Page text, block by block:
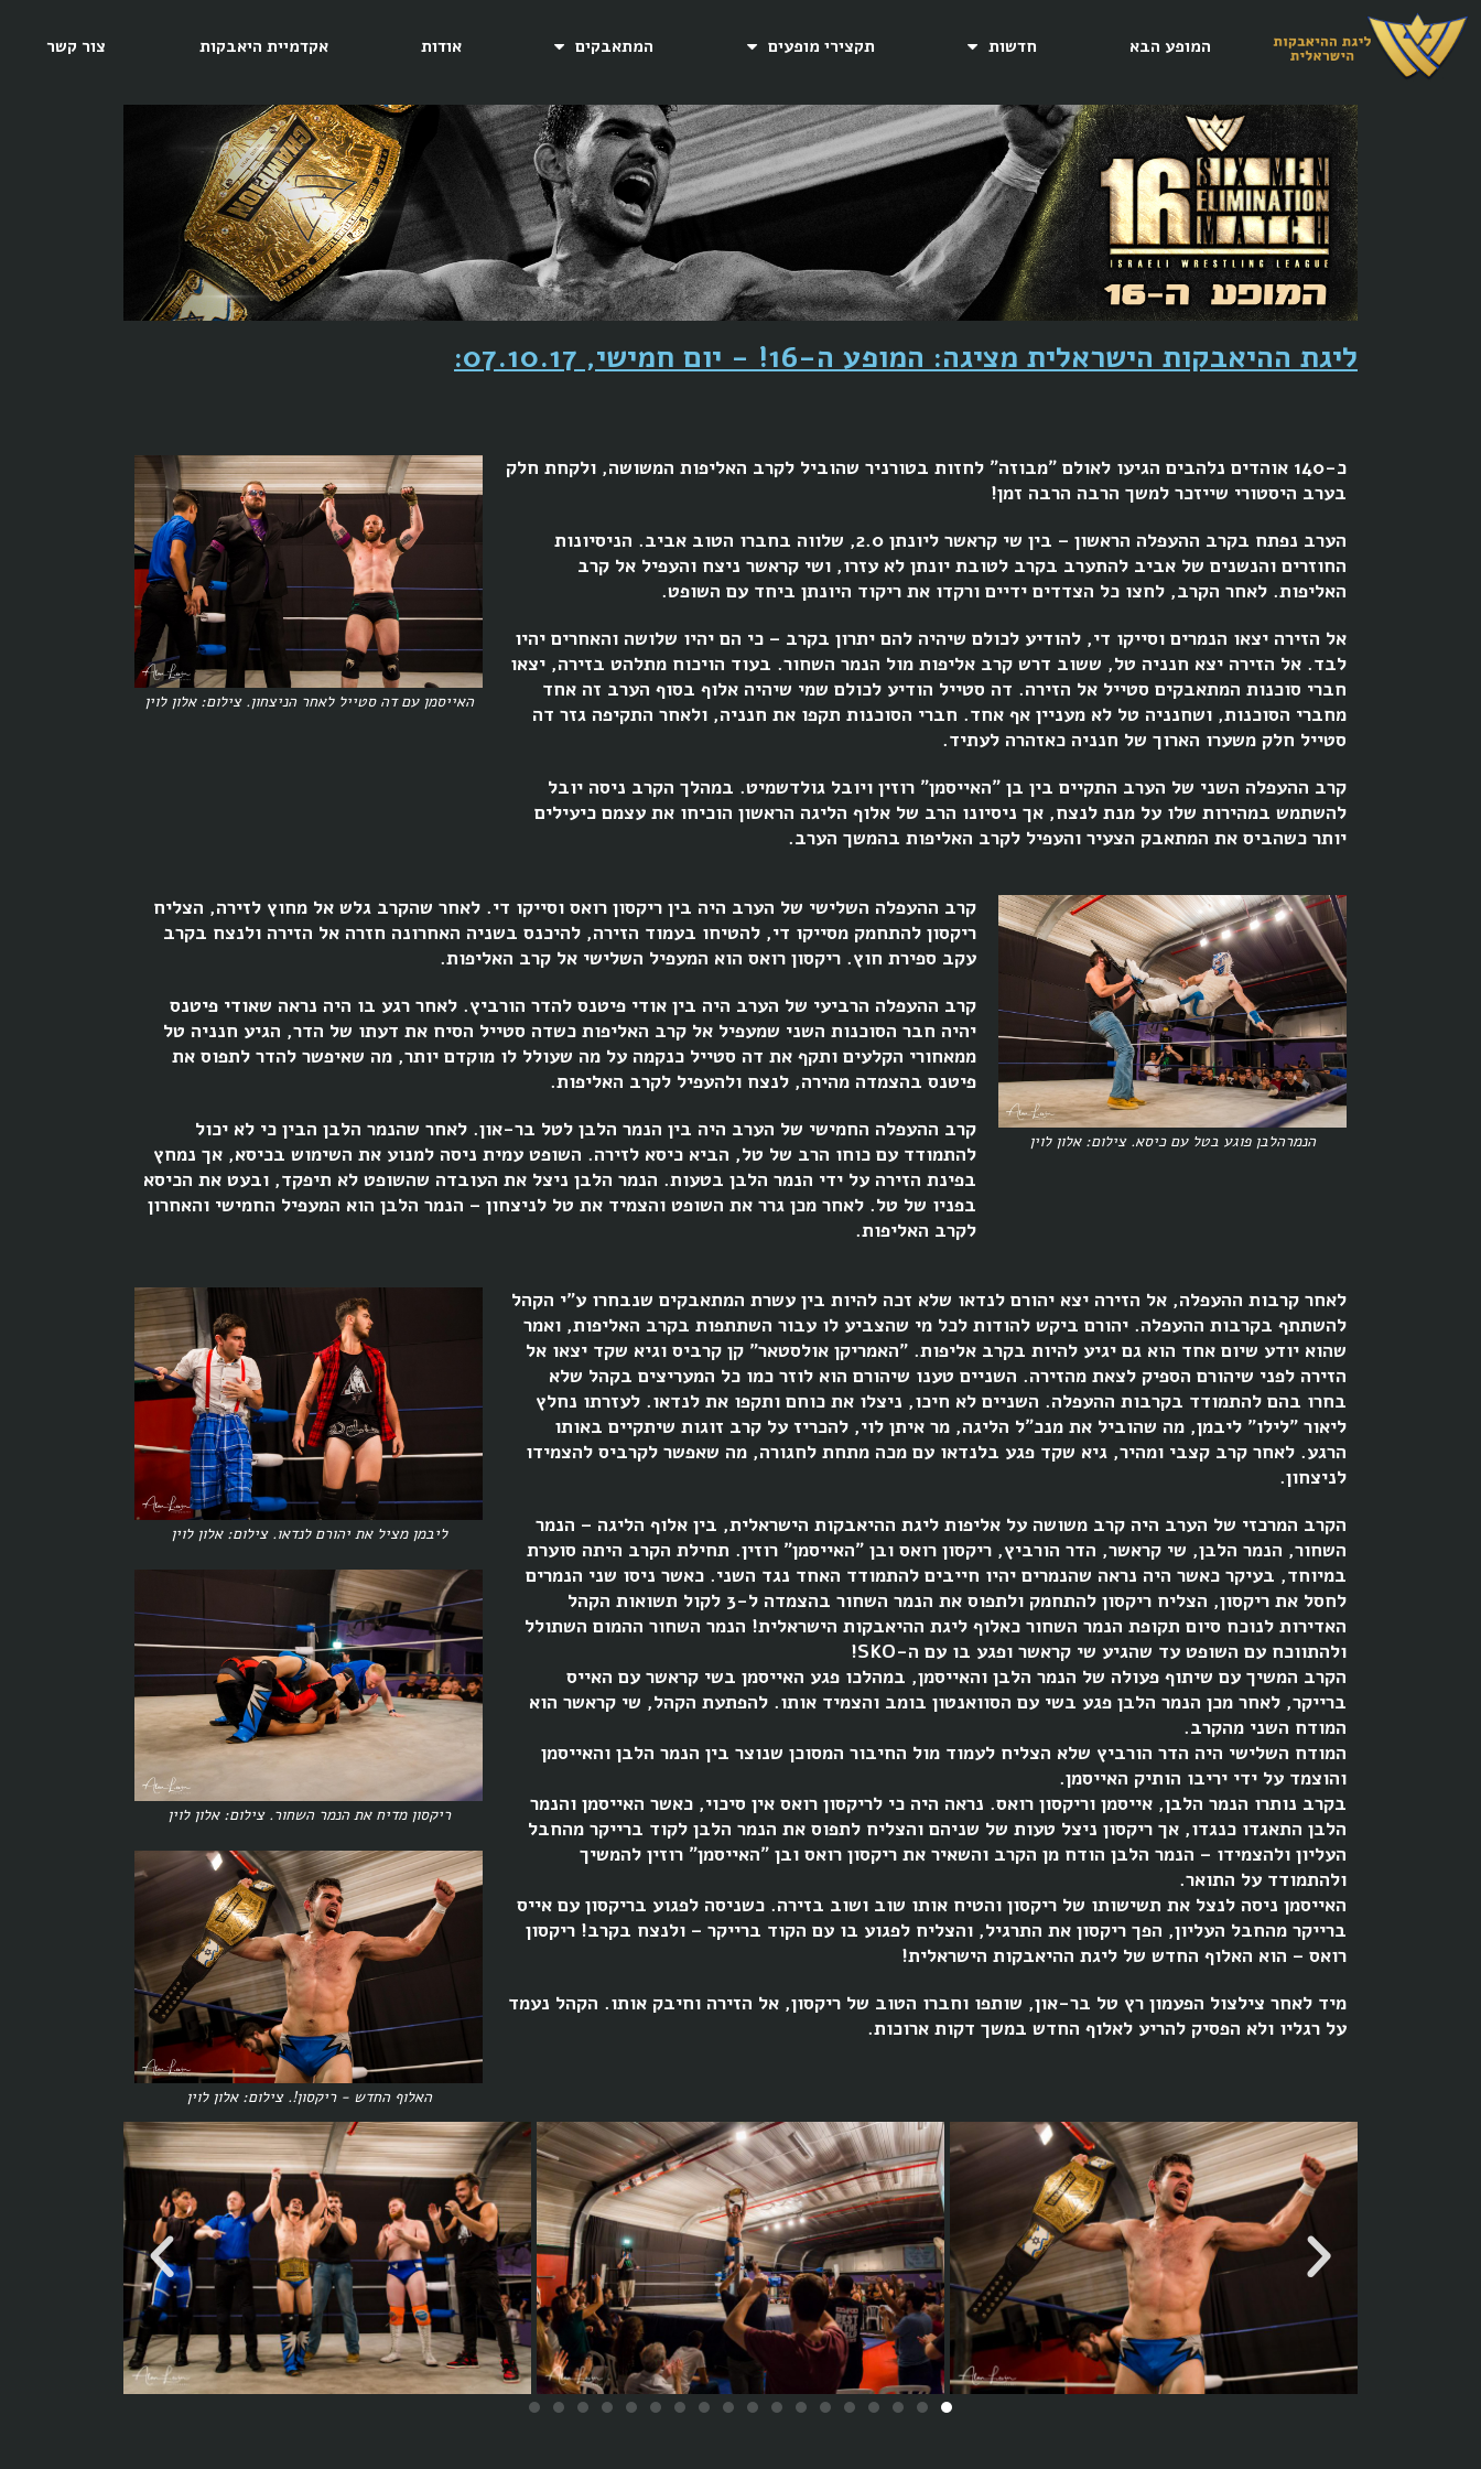
המופע הבא חדשות תקצירי מופעים המתאבקים אודות אקדמיית היאבקות צור קשר
ליגת ההיאבקות הישראלית מציגה: המופע ה-16 ! - יום חמישי, 07.10.17:
כ-140 אוהדים נלהבים הגיעו לאולם ״מבוזה״ לחזות בטורניר שהוביל לקרב האליפות המשושה, ולקחת חלק
בערב היסטורי שייזכר למשך הרבה הרבה זמן!
הערב נפתח בקרב ההעפלה הראשון – בין שי קראשר ליונתן 2.0, שלווה בחברו הטוב אביב. הניסיונות
החוזרים והנשנים של אביב להתערב בקרב לטובת יונתן לא עזרו, ושי קראשר ניצח והעפיל אל קרב
האליפות. לאחר הקרב, לחצו כל הצדדים ידיים ורקדו את ריקוד היונתן ביחד עם השופט.
אל הזירה יצאו הנמרים וסייקו די, להודיע לכולם שיהיה להם יתרון בקרב – כי הם יהיו שלושה והאחרים יהיו
לבד. אל הזירה יצא חנניה טל, ששוב דרש קרב אליפות מול הנמר השחור. בעוד הויכוח מתלהט בזירה, יצאו
חברי סוכנות המתאבקים סטייל אל הזירה. דה סטייל הודיע לכולם שמי שיהיה אלוף בסוף הערב זה אחד
מחברי הסוכנות, ושחנניה טל לא מעניין אף אחד. חברי הסוכנות תקפו את חנניה, ולאחר התקיפה גזר דה
סטייל חלק משערו הארוך של חנניה כאזהרה לעתיד.
קרב ההעפלה השני של הערב התקיים בין בן ״האייסמן״ רוזין ויובל גולדשמיט. במהלך הקרב ניסה יובל
להשתמש במהירות שלו על מנת לנצח, אך ניסיונו הרב של אלוף הליגה הראשון הוכיחו את עצמם כיעילים
יותר כשהביס את המתאבק הצעיר והעפיל לקרב האליפות בהמשך הערב.
האייסמן עם דה סטייל לאחר הניצחון. צילום: אלון לוין
הנמרהלבן פוגע בטל עם כיסא. צילום: אלון לוין
קרב ההעפלה השלישי של הערב היה בין ריקסון רואס וסייקו די. לאחר שהקרב גלש אל מחוץ לזירה, הצליח
ריקסון להתחמק מסייקו די, להטיחו בעמוד הזירה, להיכנס בשניה האחרונה חזרה אל הזירה ולנצח בקרב
עקב ספירת חוץ. ריקסון רואס הוא המעפיל השלישי אל קרב האליפות.
קרב ההעפלה הרביעי של הערב היה בין אודי פיטנס להדר הורביץ. לאחר רגע בו היה נראה שאודי פיטנס
יהיה חבר הסוכנות השני שמעפיל אל קרב האליפות כשדה סטייל הסיח את דעתו של הדר, הגיע חנניה טל
ממאחורי הקלעים ותקף את דה סטייל כנקמה על מה שעולל לו מוקדם יותר, מה שאיפשר להדר לתפוס את
פיטנס בהצמדה מהירה, לנצח ולהעפיל לקרב האליפות.
קרב ההעפלה החמישי של הערב היה בין הנמר הלבן לטל בר-און. לאחר שהנמר הלבן הבין כי לא יכול
להתמודד עם כוחו הרב של טל, הביא כיסא לזירה. השופט עמית ניסה למנוע את השימוש בכיסא, אך נמחץ
בפינת הזירה על ידי הנמר הלבן בטעות. הנמר הלבן ניצל את העובדה שהשופט לא תיפקד, ובעט את הכיסא
בפניו של טל. לאחר מכן גרר את השופט והצמיד את טל לניצחון – הנמר הלבן הוא המעפיל החמישי והאחרון
לקרב האליפות.
לאחר קרבות ההעפלה, אל הזירה יצא יהורם לנדאו שלא זכה להיות בין עשרת המתאבקים שנבחרו ע"י הקהל
להשתתף בקרבות ההעפלה. יהורם ביקש להודות לכל מי שהצביע לו עבור השתתפות בקרב האליפות, ואמר
שהוא יודע שיום אחד הוא גם יגיע להיות בקרב אליפות. "האמריקן אולסטאר" קן קרביס וגיא שקד יצאו אל
הזירה לפני שיהורם הספיק לצאת מהזירה. השניים טענו שיהורם הוא לוזר כמו כל המעריצים בקהל שלא
בחרו בהם להתמודד בקרבות ההעפלה. השניים לא חיכו, ניצלו את כוחם ותקפו את לנדאו. לעזרתו נחלץ
ליאור "לילו" ליבמן, מה שהוביל את מנכ״ל הליגה, מר איתן לוי, להכריז על קרב זוגות שיתקיים באותו
הרגע. לאחר קרב קצבי ומהיר, גיא שקד פגע בלנדאו עם מכה מתחת לחגורה, מה שאפשר לקרביס להצמידו
לניצחון.
הקרב המרכזי של הערב היה קרב משושה על אליפות ליגת ההיאבקות הישראלית, בין אלוף הליגה – הנמר
השחור, הנמר הלבן, שי קראשר, הדר הורביץ, ריקסון רואס ובן ״האייסמן״ רוזין. תחילת הקרב היתה סוערת
במיוחד, בעיקר כאשר היה נראה שהנמרים יהיו חייבים להתמודד האחד נגד השני. כאשר ניסו שני הנמרים
לחסל את ריקסון, הצליח ריקסון להתחמק ולתפוס את הנמר השחור בהצמדה ל-3 לקול תשואות הקהל
האדירות לנוכח סיום תקופת הנמר השחור כאלוף ליגת ההיאבקות הישראלית! הנמר השחור ההמום השתולל
ולהתווכח עם השופט עד שהגיע שי קראשר ופגע בו עם ה-SKO!
הקרב המשיך עם שיתוף פעולה של הנמר הלבן והאייסמן, במהלכו פגע האייסמן בשי קראשר עם האייס
ברייקר, לאחר מכן הנמר הלבן פגע בשי עם הסוואנטון בומב והצמיד אותו. להפתעת הקהל, שי קראשר הוא
המודח השני מהקרב.
המודח השלישי היה הדר הורביץ שלא הצליח לעמוד מול החיבור המסוכן שנוצר בין הנמר הלבן והאייסמן
והוצמד על ידי יריבו הותיק האייסמן.
בקרב נותרו הנמר הלבן, אייסמן וריקסון רואס. נראה היה כי לריקסון רואס אין סיכוי, כאשר האייסמן והנמר
הלבן התאגדו כנגדו, אך ריקסון ניצל טעות של שניהם והצליח לתפוס את הנמר הלבן לקוד ברייקר מהחבל
העליון ולהצמידו – הנמר הלבן הודח מן הקרב והשאיר את ריקסון רואס ובן ״האייסמן״ רוזין להמשיך
ולהתמודד על התואר.
האייסמן ניסה לנצל את תשישותו של ריקסון והטיח אותו שוב ושוב בזירה. כשניסה לפגוע בריקסון עם אייס
ברייקר מהחבל העליון, הפך ריקסון את התרגיל, והצליח לפגוע בו עם הקוד ברייקר – ולנצח בקרב! ריקסון
רואס – הוא האלוף החדש של ליגת ההיאבקות הישראלית!
מיד לאחר צילצול הפעמון רץ טל בר-און, שותפו וחברו הטוב של ריקסון, אל הזירה וחיבק אותו. הקהל נעמד
על רגליו ולא הפסיק להריע לאלוף החדש במשך דקות ארוכות.
ליבמן מציל את יהורם לנדאו. צילום: אלון לוין
ריקסון מדיח את הנמר השחור. צילום: אלון לוין
האלוף החדש - ריקסון!. צילום: אלון לוין